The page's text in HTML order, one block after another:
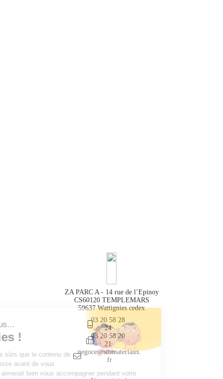
ZA PARC A - 14 rue de l’Epinoy
CS60120 TEMPLEMARS
59637 Wattignies cedex
03 20 58 28
24
03 20 58 20
21
negoce@stbmateriaux.
fr